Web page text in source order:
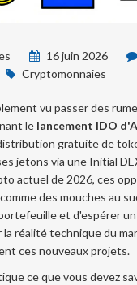
16 juin 2026
Cryptomonnaies
vu passer des
le lancement IDO
gratuite de
jetons via une Initial
actuel de 2026, ces
des mouches au
et d'espérer un
la réalité technique du
ces nouveaux projets.
ce que vous devez